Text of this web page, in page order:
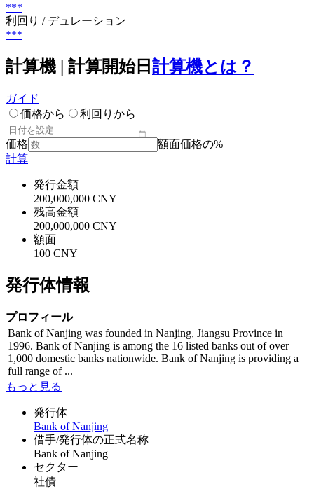
***
利回り / デュレーション
***
計算機 | 計算開始日 計算機とは？
ガイド
価格から
利回りから
価格
額面価格の%
計算
発行金額
200,000,000 CNY
残高金額
200,000,000 CNY
額面
100 CNY
発行体情報
プロフィール
Bank of Nanjing was founded in Nanjing, Jiangsu Province in
1996. Bank of Nanjing is among the 16 listed banks out of over
1,000 domestic banks nationwide. Bank of Nanjing is providing a
full range of ...
もっと見る
発行体
Bank of Nanjing
借手/発行体の正式名称
Bank of Nanjing
セクター
社債